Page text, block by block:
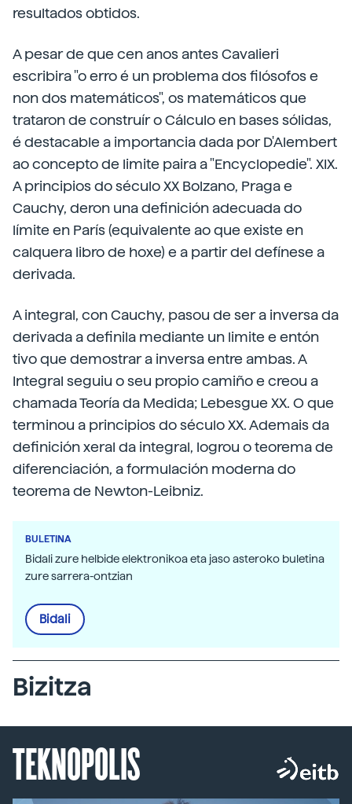
resultados obtidos.
A pesar de que cen anos antes Cavalieri
escribira "o erro é un problema dos filósofos e
non dos matemáticos", os matemáticos que
trataron de construír o Cálculo en bases sólidas,
é destacable a importancia dada por D'Alembert
ao concepto de limite paira a "Encyclopedie". XIX.
A principios do século XX Bolzano, Praga e
Cauchy, deron una definición adecuada do
límite en París (equivalente ao que existe en
calquera libro de hoxe) e a partir del defínese a
derivada.
A integral, con Cauchy, pasou de ser a inversa da
derivada a definila mediante un limite e entón
tivo que demostrar a inversa entre ambas. A
Integral seguiu o seu propio camiño e creou a
chamada Teoría da Medida; Lebesgue XX. O que
terminou a principios do século XX. Ademais da
definición xeral da integral, logrou o teorema de
diferenciación, a formulación moderna do
teorema de Newton-Leibniz.
BULETINA
Bidali zure helbide elektronikoa eta jaso asteroko buletina
zure sarrera-ontzian
Bidali
Bizitza
TEKNOPOLIS